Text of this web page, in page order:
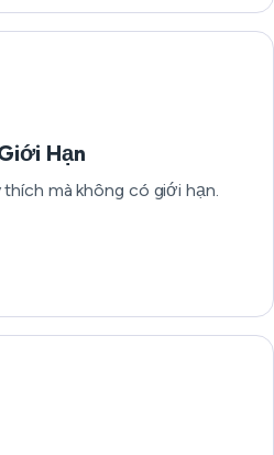
Hạn
mà không có giới hạn.